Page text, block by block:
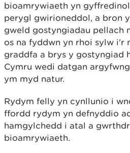
bioamrywiaeth yn
perygl gwirioneddol, a bron
gweld gostyngiadau pellach
os na fyddwn yn rhoi sylw i'r
graddfa a brys y gostyngiad
Cymru wedi datgan
ym myd natur.
Rydym felly yn cynllunio i
ffordd rydym yn defnyddio
hamgylchedd i atal a
bioamrywiaeth.